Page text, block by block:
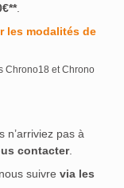
.
les modalités de
Chrono18 et Chrono
n’arriviez pas à
contacter.
suivre via les